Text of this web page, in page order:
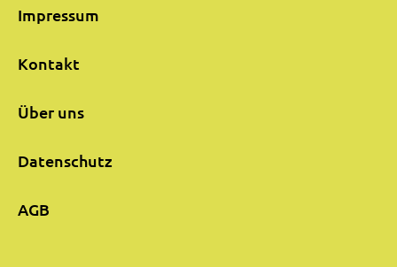
Impressum
Kontakt
Über uns
Datenschutz
AGB